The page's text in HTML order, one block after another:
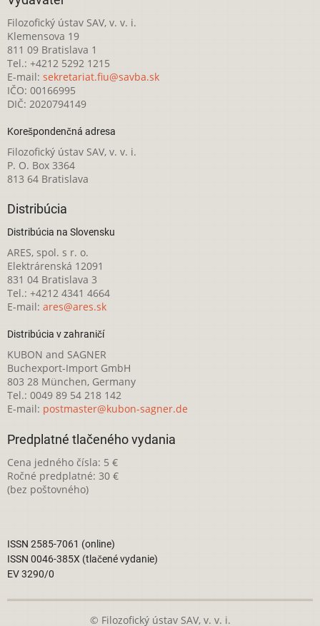
Filozofický ústav SAV, v. v. i.
Klemensova 19
811 09 Bratislava 1
Tel.: +4212 5292 1215
E-mail: sekretariat.fiu@savba.sk
IČO: 00166995
DIČ: 2020794149
Korešpondenčná adresa
Filozofický ústav SAV, v. v. i.
P. O. Box 3364
813 64 Bratislava
Distribúcia
Distribúcia na Slovensku
ARES, spol. s r. o.
Elektrárenská 12091
831 04 Bratislava 3
Tel.: +4212 4341 4664
E-mail: ares@ares.sk
Distribúcia v zahraničí
KUBON and SAGNER
Buchexport-Import GmbH
803 28 München, Germany
Tel.: 0049 89 54 218 142
E-mail: postmaster@kubon-sagner.de
Predplatné tlačeného vydania
Cena jedného čísla: 5 €
Ročné predplatné: 30 €
(bez poštovného)
ISSN 2585-7061 (online)
ISSN 0046-385X (tlačené vydanie)
EV 3290/0
© Filozofický ústav SAV, v. v. i.